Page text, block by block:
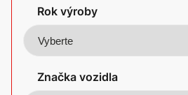
Rok výroby
Značka vozidla